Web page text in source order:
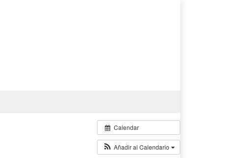
Calendar
Añadir al Calendario